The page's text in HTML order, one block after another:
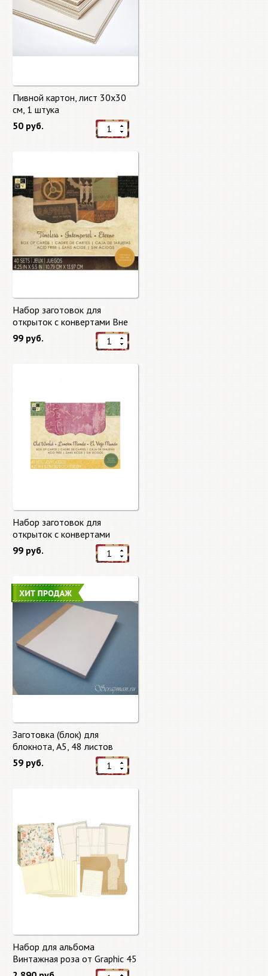
Пивной картон, лист 30х30
cм, 1 штука
50 руб.
Набор заготовок для
открыток с конвертами Вне
времени (Timeless) от DCWV
99 руб.
Набор заготовок для
открыток с конвертами
Старый мир (Old World) от
DCWV
99 руб.
Заготовка (блок) для
блокнота, А5, 48 листов
59 руб.
Набор для альбома
Винтажная роза от Graphic 45